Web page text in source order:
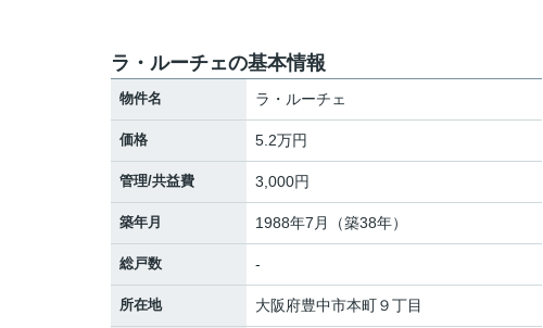
ラ・ルーチェの基本情報
物件名 ラ・ルーチェ
価格 5.2万円
管理/共益費 3,000円
築年月 1988年7月（築38年）
総戸数 -
所在地 大阪府豊中市本町９丁目